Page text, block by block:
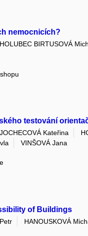
nemocnicích?
HOLUBEC BIRTUSOVÁ
testování
JOCHECOVÁ Kateřina
VINŠOVÁ Jana
of Buildings
HANOUSKOVÁ